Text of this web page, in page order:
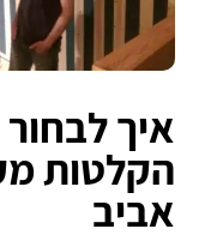
איך לבחור
הקלטות
אביב